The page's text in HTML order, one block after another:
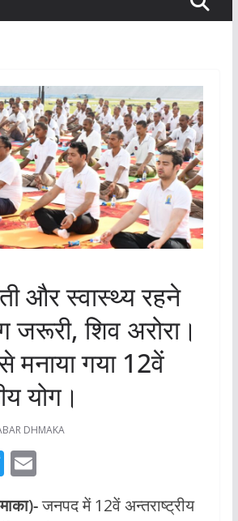
और स्वास्थ्य रहने
जरूरी, शिव अरोरा।
मनाया गया 12वें
योग।
DHMAKA
T E
जनपद में 12वें अन्तराष्ट्रीय